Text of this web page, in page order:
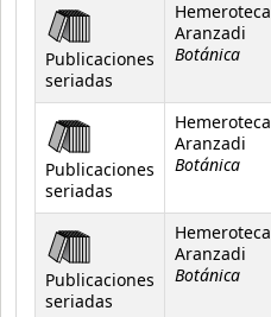
Publicaciones
seriadas
Hemeroteca
Aranzadi
Botánica
Publicaciones
seriadas
Hemeroteca
Aranzadi
Botánica
Publicaciones
seriadas
Hemeroteca
Aranzadi
Botánica